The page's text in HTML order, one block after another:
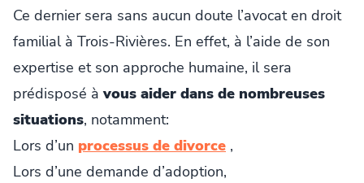
Ce dernier sera sans aucun doute l’avocat en droit
familial à Trois-Rivières. En effet, à l’aide de son
expertise et son approche humaine, il sera
prédisposé àvous aider dans de nombreuses
situations, notamment:
Lors d’un processus de divorce ,
Lors d’une demande d’adoption,